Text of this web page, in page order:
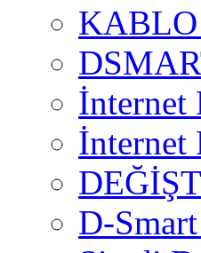
İnternet
İnternet
D-